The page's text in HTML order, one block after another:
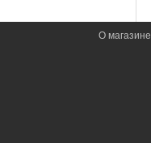
О магазине